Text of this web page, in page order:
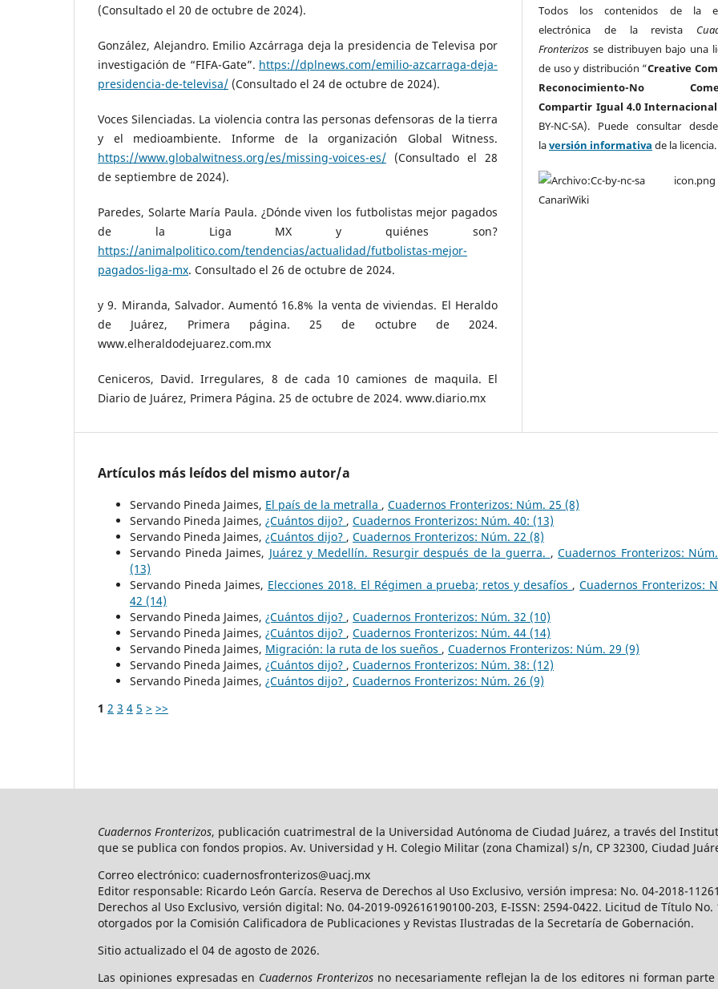
(Consultado el 20 de octubre de 2024).
González, Alejandro. Emilio Azcárraga deja la presidencia de Televisa por
investigación de “FIFA-Gate”. https://dplnews.com/emilio-azcarraga-deja-
presidencia-de-televisa/ (Consultado el 24 de octubre de 2024).
Voces Silenciadas. La violencia contra las personas defensoras de la tierra
y el medioambiente. Informe de la organización Global Witness.
https://www.globalwitness.org/es/missing-voices-es/ (Consultado el 28
de septiembre de 2024).
Paredes, Solarte María Paula. ¿Dónde viven los futbolistas mejor pagados
de la Liga MX y quiénes son?
https://animalpolitico.com/tendencias/actualidad/futbolistas-mejor-
pagados-liga-mx. Consultado el 26 de octubre de 2024.
y 9. Miranda, Salvador. Aumentó 16.8% la venta de viviendas. El Heraldo
de Juárez, Primera página. 25 de octubre de 2024.
www.elheraldodejuarez.com.mx
Ceniceros, David. Irregulares, 8 de cada 10 camiones de maquila. El
Diario de Juárez, Primera Página. 25 de octubre de 2024. www.diario.mx
Todos los contenidos de la
electrónica de la revista
Fronterizos se distribuyen bajo una
de uso y distribución “Creative
Reconocimiento-No
Compartir Igual 4.0 Internacional
BY-NC-SA). Puede consultar
laversión informativa de la licencia.
Artículos más leídos del mismo autor/a
Servando Pineda Jaimes, El país de la metralla , Cuadernos Fronterizos: Núm. 25 (8)
Servando Pineda Jaimes, ¿Cuántos dijo? , Cuadernos Fronterizos: Núm. 40: (13)
Servando Pineda Jaimes, ¿Cuántos dijo? , Cuadernos Fronterizos: Núm. 22 (8)
Servando Pineda Jaimes, Juárez y Medellín. Resurgir después de la guerra. ,Cuadernos Fronterizos:
(13)
Servando Pineda Jaimes, Elecciones 2018. El Régimen a prueba; retos y desafíos ,Cuadernos Fronterizos:
42 (14)
Servando Pineda Jaimes, ¿Cuántos dijo? , Cuadernos Fronterizos: Núm. 32 (10)
Servando Pineda Jaimes, ¿Cuántos dijo? , Cuadernos Fronterizos: Núm. 44 (14)
Servando Pineda Jaimes, Migración: la ruta de los sueños , Cuadernos Fronterizos: Núm. 29 (9)
Servando Pineda Jaimes, ¿Cuántos dijo? , Cuadernos Fronterizos: Núm. 38: (12)
Servando Pineda Jaimes, ¿Cuántos dijo? , Cuadernos Fronterizos: Núm. 26 (9)
1 2 3 4 5 > >>
Cuadernos Fronterizos, publicación cuatrimestral de la Universidad Autónoma de Ciudad Juárez, a través del
que se publica con fondos propios. Av. Universidad y H. Colegio Militar (zona Chamizal) s/n, CP 32300, Ciudad
Correo electrónico: cuadernosfronterizos@uacj.mx
Editor responsable: Ricardo León García. Reserva de Derechos al Uso Exclusivo, versión impresa: No. 04-2018-
Derechos al Uso Exclusivo, versión digital: No. 04-2019-092616190100-203, E-ISSN: 2594-0422. Licitud de Título
otorgados por la Comisión Calificadora de Publicaciones y Revistas Ilustradas de la Secretaría de Gobernación.
Sitio actualizado el 04 de agosto de 2026.
Las opiniones expresadas en Cuadernos Fronterizos no necesariamente reflejan la de los editores ni forman